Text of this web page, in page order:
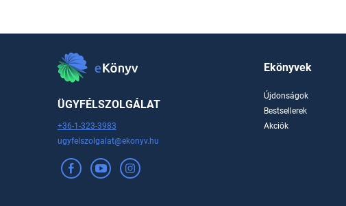
ÜGYFÉLSZOLGÁLAT
+36-1-323-3983
ugyfelszolgalat@ekonyv.hu
Ekönyvek
Újdonságok
Bestsellerek
Akciók